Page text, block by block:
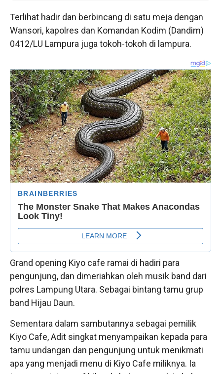
Terlihat hadir dan berbincang di satu meja dengan
Wansori, kapolres dan Komandan Kodim (Dandim)
0412/LU Lampura juga tokoh-tokoh di lampura.
Grand opening Kiyo cafe ramai di hadiri para
pengunjung, dan dimeriahkan oleh musik band dari
polres Lampung Utara. Sebagai bintang tamu grup
band Hijau Daun.
Sementara dalam sambutannya sebagai pemilik
Kiyo Cafe, Adit singkat menyampaikan kepada para
tamu undangan dan pengunjung untuk menikmati
apa yang menjadi menu di Kiyo Cafe miliknya. Ia